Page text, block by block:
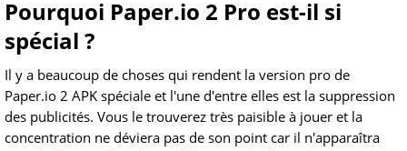
Pourquoi Paper.io 2 Pro est-il si
spécial ?
Il y a beaucoup de choses qui rendent la version pro de
Paper.io 2 APK spéciale et l'une d'entre elles est la suppression
des publicités. Vous le trouverez très paisible à jouer et la
concentration ne déviera pas de son point car il n'apparaîtra